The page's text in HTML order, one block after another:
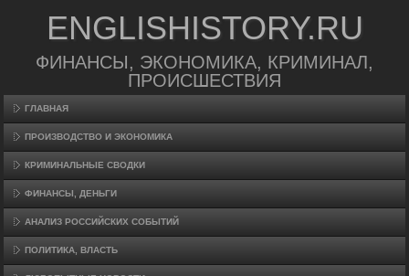
ENGLISHISTORY.RU
ФИНАНСЫ, ЭКОНОМИКА, КРИМИНАЛ,
ПРОИСШЕСТВИЯ
ГЛАВНАЯ
ПРОИЗВΟДСТВО И ЭКОНОМИКА
КРИМИНАЛЬНЫЕ СВОДКИ
ФИНАНСЫ, ДЕНЬГИ
АНАЛИЗ РОССИЙСКИХ СОБЫТИЙ
ПОЛИТИКА, ВЛАСТЬ